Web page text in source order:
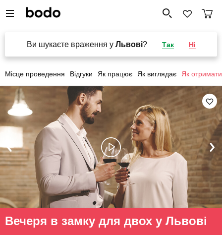
Ви шукаєте враження у Львові? Так Ні
Місце проведення Відгуки Як працює Як виглядає Як отримати
Вечеря в замку для двох у Львові